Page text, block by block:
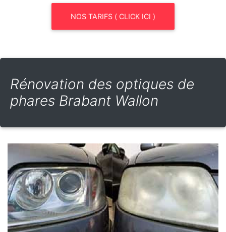
NOS TARIFS ( CLICK ICI )
Rénovation des optiques de
phares Brabant Wallon